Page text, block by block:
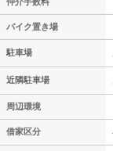
バイク置き場
駐車場
近隣駐車場
周辺環境
借家区分